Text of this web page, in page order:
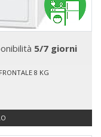
5/7 giorni
8 KG